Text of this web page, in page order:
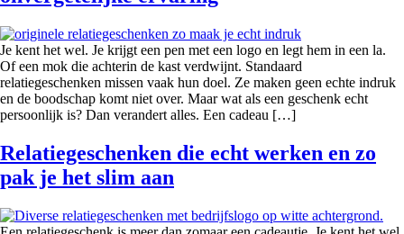
Je kent het wel. Je krijgt een pen met een logo en legt hem in een la.
Of een mok die achterin de kast verdwijnt. Standaard
relatiegeschenken missen vaak hun doel. Ze maken geen echte indruk
en de boodschap komt niet over. Maar wat als een geschenk echt
persoonlijk is? Dan verandert alles. Een cadeau […]
Relatiegeschenken die echt werken en zo
pak je het slim aan